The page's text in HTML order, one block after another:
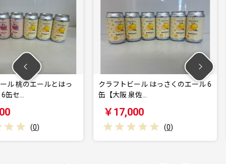
ルとはっ
クラフトビール はっさくのエール 6
缶【大阪 泉佐…
(0)
クラフト